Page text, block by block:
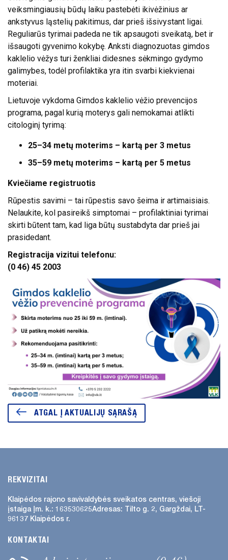
UŽDUODAMI
KLAUSIMAI
KONSULTAVIMASIS
SU VISUOMENE
SKIEPŲ
PLANAVIMAS
veiksmingiausių būdų laiku pastebėti ikivėžinius ar
ankstyvus ląstelių pakitimus, dar prieš išsivystant ligai.
Reguliarūs tyrimai padeda ne tik apsaugoti sveikatą, bet ir
išsaugoti gyvenimo kokybę. Anksti diagnozuotas gimdos
kaklelio vėžys turi ženkliai didesnes sėkmingo gydymo
galimybes, todėl profilaktika yra itin svarbi kiekvienai
moteriai.
Lietuvoje vykdoma Gimdos kaklelio vėžio prevencijos
programa, pagal kurią moterys gali nemokamai atlikti
citologinį tyrimą:
25–34 metų moterims – kartą per 3 metus
35–59 metų moterims – kartą per 5 metus
Kviečiame registruotis
Rūpestis savimi – tai rūpestis savo šeima ir artimaisiais.
Nelaukite, kol pasireikš simptomai – profilaktiniai tyrimai
skirti būtent tam, kad liga būtų sustabdyta dar prieš jai
prasidedant.
Registracija vizitui telefonu:
(0 46) 45 2003
ATGAL Į AKTUALIJŲ SĄRAŠĄ
REKVIZITAI
Klaipėdos rajono savivaldybės sveikatos centras, viešoji
įstaigaĮm. k.: 163530625Adresas: Tilto g. 2, Gargždai, LT-
96137 Klaipėdos r.
KONTAKTAI